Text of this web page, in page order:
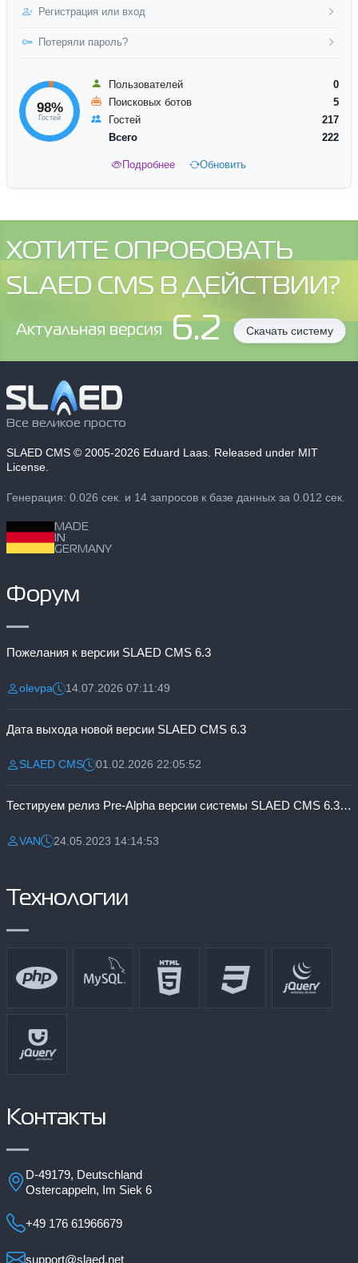
Регистрация или вход
Потеряли пароль?
98%
Гостей
Пользователей
0
Поисковых ботов
5
Гостей
217
Всего
222
Подробнее Обновить
ХОТИТЕ ОПРОБОВАТЬ
SLAED CMS В ДЕЙСТВИИ?
Aктуальная версия 6.2 Скачать систему
Все великое просто
SLAED CMS © 2005-2026 Eduard Laas. Released under MIT
License.
Генерация: 0.026 сек. и 14 запросов к базе данных за 0.012 сек.
MADE
IN
GERMANY
Форум
Пожелания к версии SLAED CMS 6.3
Разместил:
olevpaДата:14.07.2026 07:11:49
Дата выхода новой версии SLAED CMS 6.3
Разместил:
SLAED CMSДата:01.02.2026 22:05:52
Тестируем релиз Pre-Alpha версии системы SLAED CMS 6.3 Pro
Разместил:
VANДата:24.05.2023 14:14:53
Технологии
Контакты
D-49179, Deutschland
Ostercappeln, Im Siek 6
+49 176 61966679
support@slaed.net